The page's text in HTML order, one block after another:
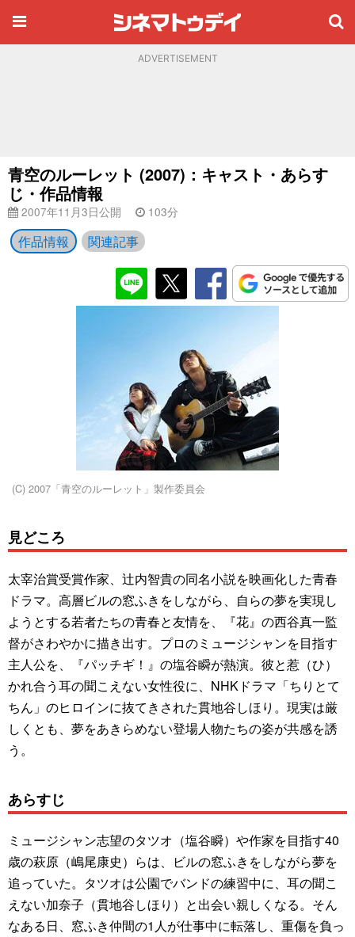
ADVERTISEMENT
青空のルーレット (2007)：キャスト・あらす
じ・作品情報
2007年11月3日公開 103分
作品情報 関連記事
(C) 2007「青空のルーレット」製作委員会
見どころ
太宰治賞受賞作家、辻内智貴の同名小説を映画化した青春
ドラマ。高層ビルの窓ふきをしながら、自らの夢を実現し
ようとする若者たちの青春と友情を、『花』の西谷真一監
督がさわやかに描き出す。プロのミュージシャンを目指す
主人公を、『パッチギ！』の塩谷瞬が熱演。彼と惹（ひ）
かれ合う耳の聞こえない女性役に、NHKドラマ「ちりとて
ちん」のヒロインに抜てきされた貫地谷しほり。現実は厳
しくとも、夢をあきらめない登場人物たちの姿が共感を誘
う。
あらすじ
ミュージシャン志望のタツオ（塩谷瞬）や作家を目指す40
歳の萩原（嶋尾康史）らは、ビルの窓ふきをしながら夢を
追っていた。タツオは公園でバンドの練習中に、耳の聞こ
えない加奈子（貫地谷しほり）と出会い親しくなる。そん
なある日、窓ふき仲間の1人が仕事中に転落し、重傷を負っ